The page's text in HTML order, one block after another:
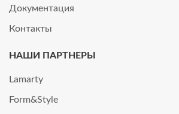
Документация
Контакты
НАШИ ПАРТНЕРЫ
Lamarty
Form&Style